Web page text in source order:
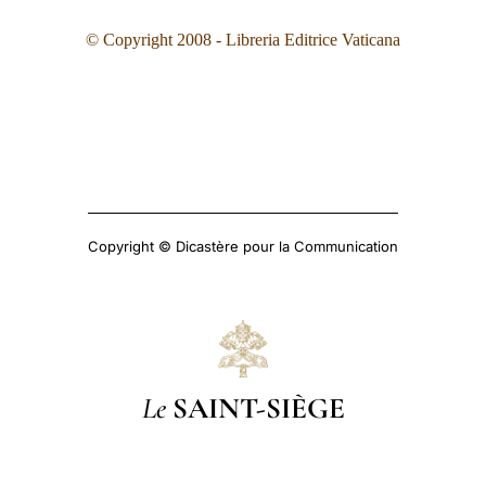
© Copyright 2008 - Libreria Editrice Vaticana
Copyright © Dicastère pour la Communication
Le SAINT-SIÈGE